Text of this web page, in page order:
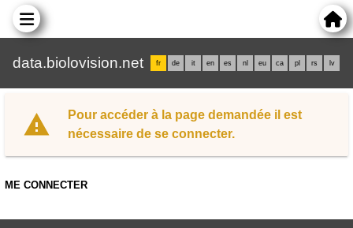
data.biolovision.net fr de it en es nl eu ca pl rs lv
Pour accéder à la page demandée il est
nécessaire de se connecter.
ME CONNECTER